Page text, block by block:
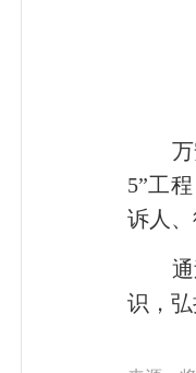
万安
5”工
诉人
通过
识，